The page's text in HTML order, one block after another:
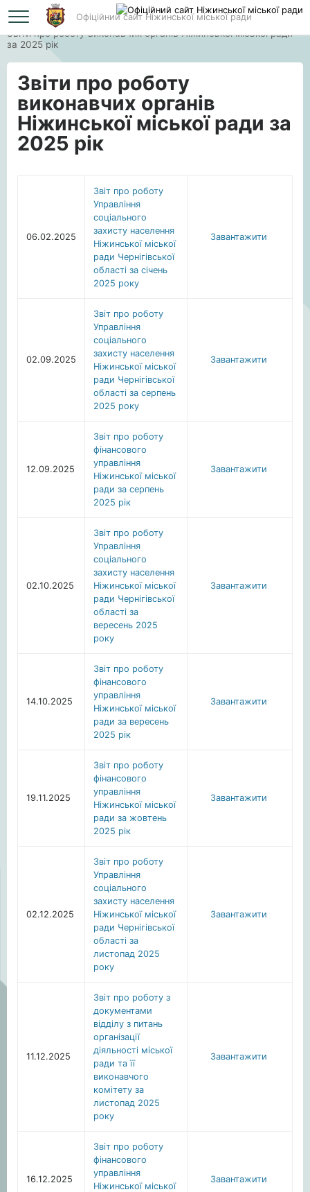
Офіційний сайт Ніжинської міської ради
Головна
Звіти про роботу виконавчих органів Ніжинської міської ради
за 2025 рік
Звіти про роботу
виконавчих органів
Ніжинської міської ради за
2025 рік
06.02.2025
Звіт про роботу
Управління
соціального
захисту населення
Ніжинської міської
ради Чернігівської
області за січень
2025 року
Завантажити
02.09.2025
Звіт про роботу
Управління
соціального
захисту населення
Ніжинської міської
ради Чернігівської
області за серпень
2025 року
Завантажити
12.09.2025
Звіт про роботу
фінансового
управління
Ніжинської міської
ради за серпень
2025 рік
Завантажити
02.10.2025
Звіт про роботу
Управління
соціального
захисту населення
Ніжинської міської
ради Чернігівської
області за
вересень 2025
року
Завантажити
14.10.2025
Звіт про роботу
фінансового
управління
Ніжинської міської
ради за вересень
2025 рік
Завантажити
19.11.2025
Звіт про роботу
фінансового
управління
Ніжинської міської
ради за жовтень
2025 рік
Завантажити
02.12.2025
Звіт про роботу
Управління
соціального
захисту населення
Ніжинської міської
ради Чернігівської
області за
листопад 2025
року
Завантажити
11.12.2025
Звіт про роботу з
документами
відділу з питань
організації
діяльності міської
ради та її
виконавчого
комітету за
листопад 2025
року
Завантажити
16.12.2025
Звіт про роботу
фінансового
управління
Ніжинської міської
Завантажити